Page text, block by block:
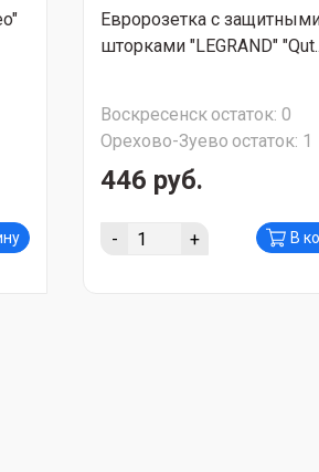
Евророзетка с
шторками "LEGRAND"
Воскресенскостаток: 0
Орехово-Зуево остаток: 1
446 руб.
- + В